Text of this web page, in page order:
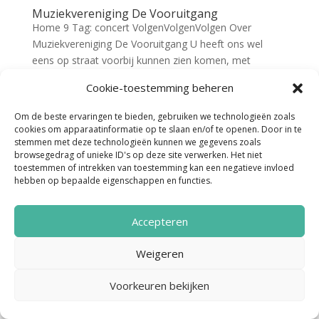
Cookie-toestemming beheren
Om de beste ervaringen te bieden, gebruiken we technologieën zoals
cookies om apparaatinformatie op te slaan en/of te openen. Door in te
stemmen met deze technologieën kunnen we gegevens zoals
browsegedrag of unieke ID's op deze site verwerken. Het niet
toestemmen of intrekken van toestemming kan een negatieve invloed
hebben op bepaalde eigenschappen en functies.
Accepteren
Weigeren
Voorkeuren bekijken
Muziekvereniging De Vooruitgang
Home 9 Tag: concert VolgenVolgenVolgen Over
Muziekvereniging De Vooruitgang U heeft ons wel
eens op straat voorbij kunnen zien komen, met
avond4daagse. Met een aantal vrolijke marsen komen
wij met regelmaat op straat...
Media Totaal Noord